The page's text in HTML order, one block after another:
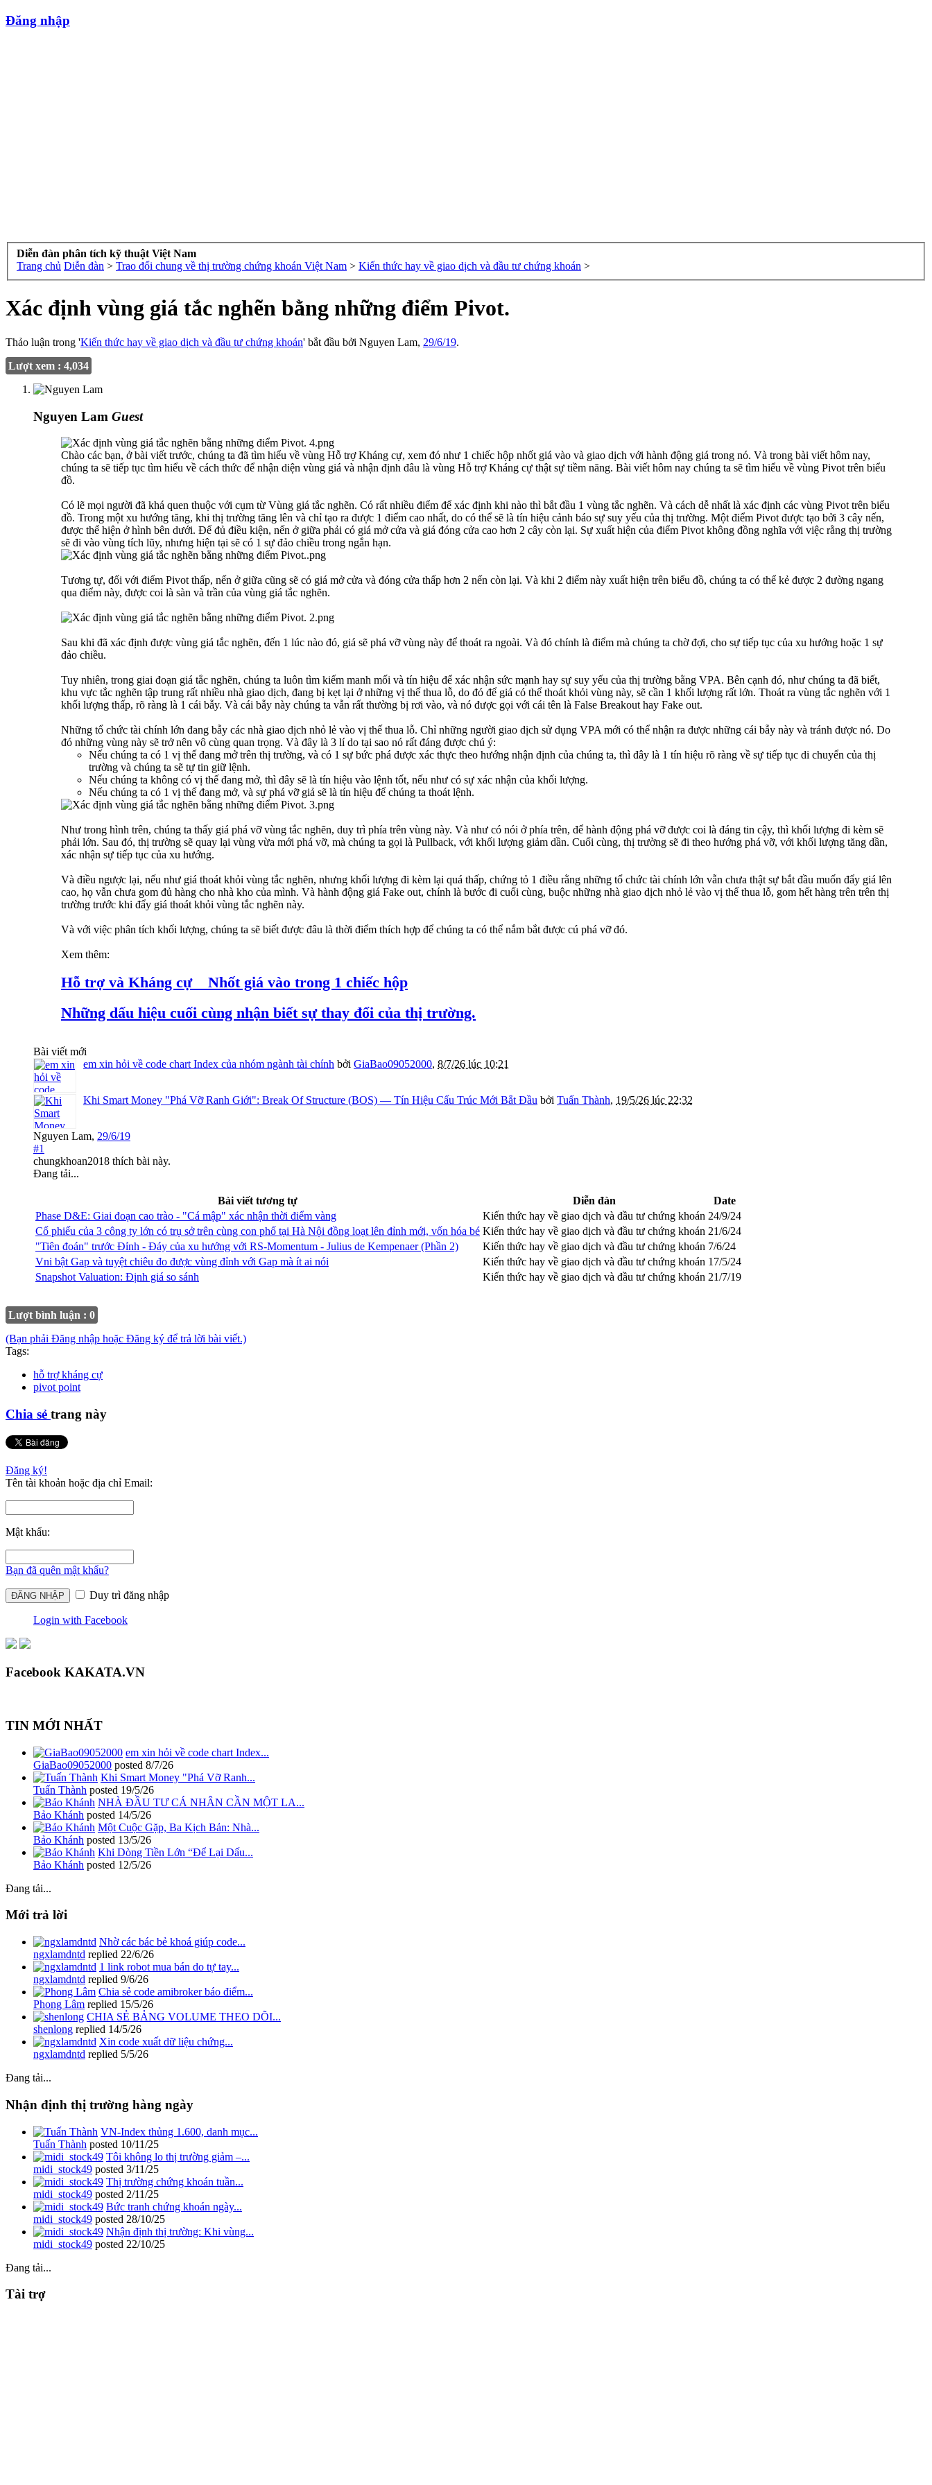
Đăng nhập
Diễn đàn phân tích kỹ thuật Việt Nam
Trang chủ Diễn đàn > Trao đổi chung về thị trường chứng khoán Việt Nam > Kiến thức hay về giao dịch và đầu tư chứng khoán >
Xác định vùng giá tắc nghẽn bằng những điểm Pivot.
Thảo luận trong 'Kiến thức hay về giao dịch và đầu tư chứng khoán' bắt đầu bởi Nguyen Lam, 29/6/19.
Lượt xem : 4,034
Nguyen Lam Guest
Chào các bạn, ở bài viết trước, chúng ta đã tìm hiểu về vùng Hỗ trợ Kháng cự, xem đó như 1 chiếc hộp nhốt giá vào và giao dịch với hành động giá trong nó. Và trong bài viết hôm nay,
chúng ta sẽ tiếp tục tìm hiểu về cách thức để nhận diện vùng giá và nhận định đâu là vùng Hỗ trợ Kháng cự thật sự tiềm năng. Bài viết hôm nay chúng ta sẽ tìm hiểu về vùng Pivot trên biểu
đồ.
Có lẽ mọi người đã khá quen thuộc với cụm từ Vùng giá tắc nghẽn. Có rất nhiều điểm để xác định khi nào thì bắt đầu 1 vùng tắc nghẽn. Và cách dễ nhất là xác định các vùng Pivot trên biểu
đồ. Trong một xu hướng tăng, khi thị trường tăng lên và chỉ tạo ra được 1 điểm cao nhất, do có thể sẽ là tín hiệu cảnh báo sự suy yếu của thị trường. Một điểm Pivot được tạo bởi 3 cây nến,
được thể hiện ở hình bên dưới. Để đủ điều kiện, nến ở giữa phải có giá mở cửa và giá đóng cửa cao hơn 2 cây còn lại. Sự xuất hiện của điểm Pivot không đồng nghĩa với việc rằng thị trường
sẽ đi vào vùng tích lũy, nhưng hiện tại sẽ có 1 sự đảo chiều trong ngắn hạn.
Tương tự, đối với điểm Pivot thấp, nến ở giữa cũng sẽ có giá mở cửa và đóng cửa thấp hơn 2 nến còn lại. Và khi 2 điểm này xuất hiện trên biểu đồ, chúng ta có thể kẻ được 2 đường ngang
qua điểm này, được coi là sàn và trần của vùng giá tắc nghẽn.
Sau khi đã xác định được vùng giá tắc nghẽn, đến 1 lúc nào đó, giá sẽ phá vỡ vùng này để thoát ra ngoài. Và đó chính là điểm mà chúng ta chờ đợi, cho sự tiếp tục của xu hướng hoặc 1 sự
đảo chiều.
Tuy nhiên, trong giai đoạn giá tắc nghẽn, chúng ta luôn tìm kiếm manh mối và tín hiệu để xác nhận sức mạnh hay sự suy yếu của thị trường bằng VPA. Bên cạnh đó, như chúng ta đã biết,
khu vực tắc nghẽn tập trung rất nhiều nhà giao dịch, đang bị kẹt lại ở những vị thế thua lỗ, do đó để giá có thể thoát khỏi vùng này, sẽ cần 1 khối lượng rất lớn. Thoát ra vùng tắc nghẽn với 1
khối lượng thấp, rõ ràng là 1 cái bẫy. Và cái bẫy này chúng ta vẫn rất thường bị rơi vào, và nó được gọi với cái tên là False Breakout hay Fake out.
Những tổ chức tài chính lớn đang bẫy các nhà giao dịch nhỏ lẻ vào vị thế thua lỗ. Chỉ những người giao dịch sử dụng VPA mới có thể nhận ra được những cái bẫy này và tránh được nó. Do
đó những vùng này sẽ trở nên vô cùng quan trọng. Và đây là 3 lí do tại sao nó rất đáng được chú ý:
Nếu chúng ta có 1 vị thế đang mở trên thị trường, và có 1 sự bức phá được xác thực theo hướng nhận định của chúng ta, thì đây là 1 tín hiệu rõ ràng về sự tiếp tục di chuyển của thị
trường và chúng ta sẽ tự tin giữ lệnh.
Nếu chúng ta không có vị thế đang mở, thì đây sẽ là tín hiệu vào lệnh tốt, nếu như có sự xác nhận của khối lượng.
Nếu chúng ta có 1 vị thế đang mở, và sự phá vỡ giả sẽ là tín hiệu để chúng ta thoát lệnh.
Như trong hình trên, chúng ta thấy giá phá vỡ vùng tắc nghẽn, duy trì phía trên vùng này. Và như có nói ở phía trên, để hành động phá vỡ được coi là đáng tin cậy, thì khối lượng đi kèm sẽ
phải lớn. Sau đó, thị trường sẽ quay lại vùng vừa mới phá vỡ, mà chúng ta gọi là Pullback, với khối lượng giảm dần. Cuối cùng, thị trường sẽ đi theo hướng phá vỡ, với khối lượng tăng dần,
xác nhận sự tiếp tục của xu hướng.
Và điều ngược lại, nếu như giá thoát khỏi vùng tắc nghẽn, nhưng khối lượng đi kèm lại quá thấp, chứng tỏ 1 điều rằng những tổ chức tài chính lớn vẫn chưa thật sự bắt đầu muốn đẩy giá lên
cao, họ vẫn chưa gom đủ hàng cho nhà kho của mình. Và hành động giá Fake out, chính là bước đi cuối cùng, buộc những nhà giao dịch nhỏ lẻ vào vị thế thua lỗ, gom hết hàng trên trên thị
trường trước khi đẩy giá thoát khỏi vùng tắc nghẽn này.
Và với việc phân tích khối lượng, chúng ta sẽ biết được đâu là thời điểm thích hợp để chúng ta có thể nắm bắt được cú phá vỡ đó.
Xem thêm:
Hỗ trợ và Kháng cự _ Nhốt giá vào trong 1 chiếc hộp
Những dấu hiệu cuối cùng nhận biết sự thay đổi của thị trường.
Bài viết mới
em xin hỏi về code chart Index của nhóm ngành tài chính bởi GiaBao09052000, 8/7/26 lúc 10:21
Khi Smart Money "Phá Vỡ Ranh Giới": Break Of Structure (BOS) — Tín Hiệu Cấu Trúc Mới Bắt Đầu bởi Tuấn Thành, 19/5/26 lúc 22:32
Nguyen Lam, 29/6/19
#1
chungkhoan2018 thích bài này.
Đang tải...
Bài viết tương tự Diễn đàn
Date
Phase D&E: Giai đoạn cao trào - "Cá mập" xác nhận thời điểm vàng
Kiến thức hay về giao dịch và đầu tư chứng khoán 24/9/24
Cổ phiếu của 3 công ty lớn có trụ sở trên cùng con phố tại Hà Nội đồng loạt lên đỉnh mới, vốn hóa bé Kiến thức hay về giao dịch và đầu tư chứng khoán 21/6/24
"Tiên đoán" trước Đỉnh - Đáy của xu hướng với RS-Momentum - Julius de Kempenaer (Phần 2)
Kiến thức hay về giao dịch và đầu tư chứng khoán 7/6/24
Vni bật Gap và tuyệt chiêu đo được vùng đỉnh với Gap mà ít ai nói
Kiến thức hay về giao dịch và đầu tư chứng khoán 17/5/24
Snapshot Valuation: Định giá so sánh
Kiến thức hay về giao dịch và đầu tư chứng khoán 21/7/19
Lượt bình luận : 0
(Bạn phải Đăng nhập hoặc Đăng ký để trả lời bài viết.)
Tags:
hỗ trợ kháng cự
pivot point
Chia sẻ trang này
Đăng ký!
Tên tài khoản hoặc địa chỉ Email:
Mật khẩu:
Bạn đã quên mật khẩu?
Duy trì đăng nhập
Login with Facebook
Facebook KAKATA.VN
TIN MỚI NHẤT
em xin hỏi về code chart Index...
GiaBao09052000 posted 8/7/26
Khi Smart Money "Phá Vỡ Ranh...
Tuấn Thành posted 19/5/26
NHÀ ĐẦU TƯ CÁ NHÂN CẦN MỘT LA...
Bảo Khánh posted 14/5/26
Một Cuộc Gặp, Ba Kịch Bản: Nhà...
Bảo Khánh posted 13/5/26
Khi Dòng Tiền Lớn “Để Lại Dấu...
Bảo Khánh posted 12/5/26
Đang tải...
Mới trả lời
Nhờ các bác bẻ khoá giúp code...
ngxlamdntd replied 22/6/26
1 link robot mua bán do tự tay...
ngxlamdntd replied 9/6/26
Chia sẻ code amibroker báo điểm...
Phong Lâm replied 15/5/26
CHIA SẺ BẢNG VOLUME THEO DÕI...
shenlong replied 14/5/26
Xin code xuất dữ liệu chứng...
ngxlamdntd replied 5/5/26
Đang tải...
Nhận định thị trường hàng ngày
VN-Index thủng 1.600, danh mục...
Tuấn Thành posted 10/11/25
Tôi không lo thị trường giảm –...
midi_stock49 posted 3/11/25
Thị trường chứng khoán tuần...
midi_stock49 posted 2/11/25
Bức tranh chứng khoán ngày...
midi_stock49 posted 28/10/25
Nhận định thị trường: Khi vùng...
midi_stock49 posted 22/10/25
Đang tải...
Tài trợ